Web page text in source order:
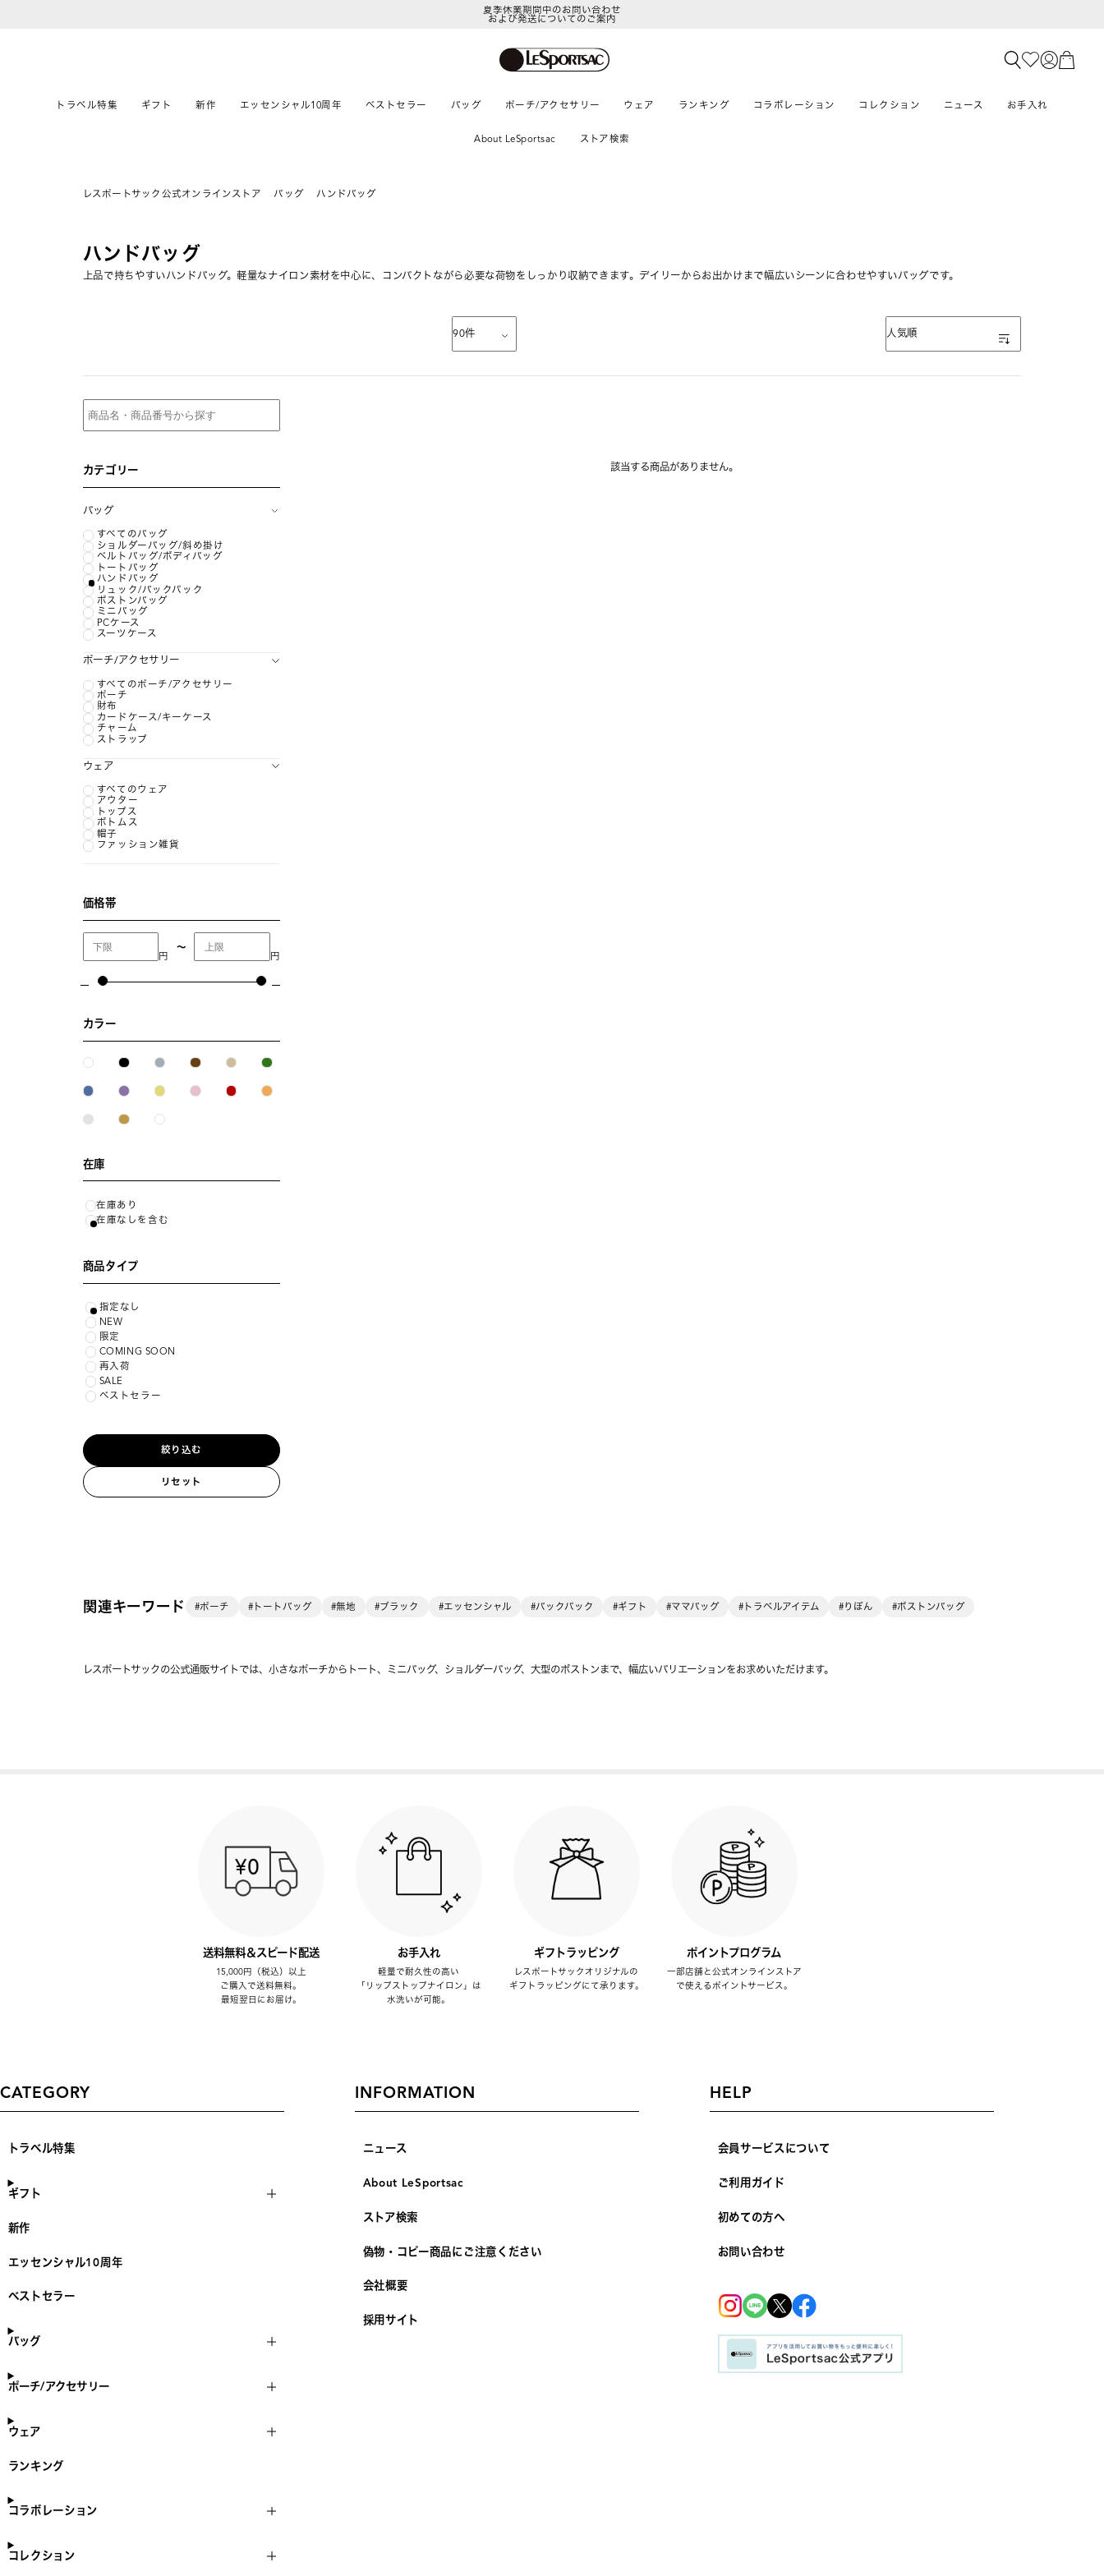
夏季休業期間中のお問い合わせ
および発送についてのご案内
トラベル特集 ギフト 新作 エッセンシャル10周年 ベストセラー バッグ ポーチ/アクセサリー ウェア ランキング コラボレーション コレクション ニュース お手入れ
About LeSportsac ストア検索
レスポートサック公式オンラインストア バッグ ハンドバッグ
ハンドバッグ
上品で持ちやすいハンドバッグ。軽量なナイロン素材を中心に、コンパクトながら必要な荷物をしっかり収納できます。デイリーからお出かけまで幅広いシーンに合わせやすいバッグです。
90件 表示順
人気順
カテゴリー
バッグ
すべてのバッグ
ショルダーバッグ/斜め掛け
ベルトバッグ/ボディバッグ
トートバッグ
ハンドバッグ
リュック/バックパック
ボストンバッグ
ミニバッグ
PCケース
スーツケース
ポーチ/アクセサリー
すべてのポーチ/アクセサリー
ポーチ
財布
カードケース/キーケース
チャーム
ストラップ
ウェア
すべてのウェア
アウター
トップス
ボトムス
帽子
ファッション雑貨
価格帯
円
〜
円
カラー
在庫
在庫あり
在庫なしを含む
商品タイプ
指定なし
NEW
限定
COMING SOON
再入荷
SALE
ベストセラー
絞り込む
リセット
該当する商品がありません。
関連キーワード #ポーチ #トートバッグ #無地 #ブラック #エッセンシャル #バックパック #ギフト #ママバッグ #トラベルアイテム #りぼん #ボストンバッグ
レスポートサックの公式通販サイトでは、小さなポーチからトート、ミニバッグ、ショルダーバッグ、大型のボストンまで、幅広いバリエーションをお求めいただけます。
送料無料＆スピード配送
15,000円（税込）以上
ご購入で送料無料。
最短翌日にお届け。
お手入れ
軽量で耐久性の高い
「リップストップナイロン」は
水洗いが可能。
ギフトラッピング
レスポートサックオリジナルの
ギフトラッピングにて承ります。
ポイントプログラム
一部店舗と公式オンラインストア
で使えるポイントサービス。
CATEGORY
トラベル特集
ギフト
新作
エッセンシャル10周年
ベストセラー
バッグ
ポーチ/アクセサリー
ウェア
ランキング
コラボレーション
コレクション
INFORMATION
ニュース
About LeSportsac
ストア検索
偽物・コピー商品にご注意ください
会社概要
採用サイト
HELP
会員サービスについて
ご利用ガイド
初めての方へ
お問い合わせ